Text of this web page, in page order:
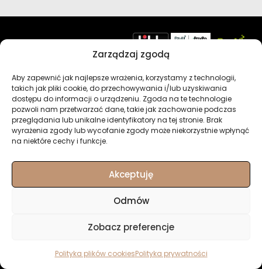
Zarządzaj zgodą
Aby zapewnić jak najlepsze wrażenia, korzystamy z technologii,
takich jak pliki cookie, do przechowywania i/lub uzyskiwania
dostępu do informacji o urządzeniu. Zgoda na te technologie
pozwoli nam przetwarzać dane, takie jak zachowanie podczas
przeglądania lub unikalne identyfikatory na tej stronie. Brak
wyrażenia zgody lub wycofanie zgody może niekorzystnie wpłynąć
na niektóre cechy i funkcje.
Akceptuję
Odmów
Zobacz preferencje
Polityka plików cookiesPolityka prywatności
Polityka plików cookies
Kontakt
BHP – charakterystyka produktów
+48 668 559 599
contact@fishmade.e
u
© Fishmade.eu -
wyjątkowe przynęty
wędkarskie